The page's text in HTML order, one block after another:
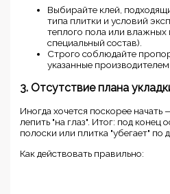
Выбирайте клей,
типа плитки и условий
теплого пола или
специальный состав).
Строго соблюдайте
указанные производителем.
3. Отсутствие плана
Иногда хочется поскорее
лепить "на глаз". Итог: под конец
полоски или плитка "убегает" по
Как действовать правильно: